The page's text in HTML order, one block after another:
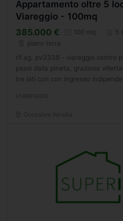
Appartamento oltre 5
Viareggio - 100mq
385.000 € 100 mq 5
piano terra
rif.ag. pv3338 - viareggio centro
passi dalla pineta, graziosa
tre lati con con ingresso